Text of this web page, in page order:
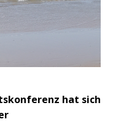
hat sich